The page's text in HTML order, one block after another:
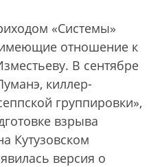
«Системы»
отношение к
В сентябре
киллер-
группировки»,
взрыва
Кутузовском
версия о